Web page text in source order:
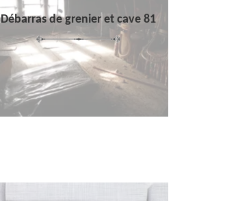
Débarras de grenier et cave 81